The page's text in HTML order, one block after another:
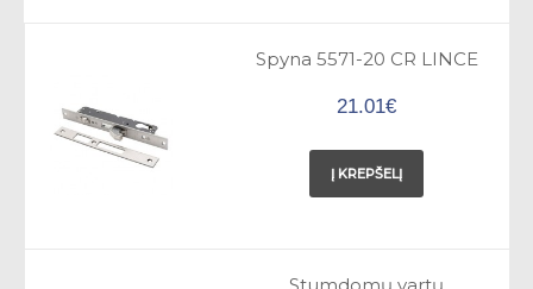
Spyna 5571-20 CR LINCE
21.01€
Į KREPŠELĮ